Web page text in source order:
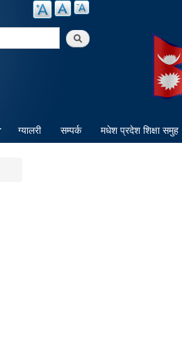
ग्यालरी सम्पर्क मधेश प्रदेश शिक्षा समुह